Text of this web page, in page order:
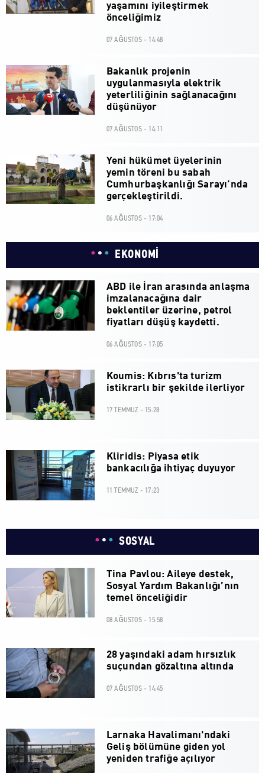
yaşamını iyileştirmek
önceliğimiz
07 AĞUSTOS - 14:48
Bakanlık projenin
uygulanmasıyla elektrik
yeterliliğinin sağlanacağını
düşünüyor
07 AĞUSTOS - 14:11
Yeni hükümet üyelerinin
yemin töreni bu sabah
Cumhurbaşkanlığı Sarayı’nda
gerçekleştirildi.
06 AĞUSTOS - 17:04
EKONOMİ
ABD ile İran arasında anlaşma
imzalanacağına dair
beklentiler üzerine, petrol
fiyatları düşüş kaydetti.
06 AĞUSTOS - 17:05
Koumis: Kıbrıs'ta turizm
istikrarlı bir şekilde ilerliyor
17 TEMMUZ - 15:28
Kliridis: Piyasa etik
bankacılığa ihtiyaç duyuyor
11 TEMMUZ - 17:23
SOSYAL
Tina Pavlou: Aileye destek,
Sosyal Yardım Bakanlığı’nın
temel önceliğidir
08 AĞUSTOS - 15:58
28 yaşındaki adam hırsızlık
suçundan gözaltına altında
07 AĞUSTOS - 14:45
Larnaka Havalimanı'ndaki
Geliş bölümüne giden yol
yeniden trafiğe açılıyor